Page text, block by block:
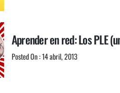
Aprender en red: Los PLE
Posted On : 14 abril, 2013